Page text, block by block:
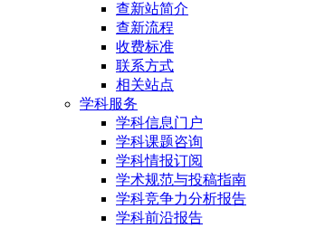
查新站简介
查新流程
收费标准
联系方式
相关站点
学科服务
学科信息门户
学科课题咨询
学科情报订阅
学术规范与投稿指南
学科竞争力分析报告
学科前沿报告